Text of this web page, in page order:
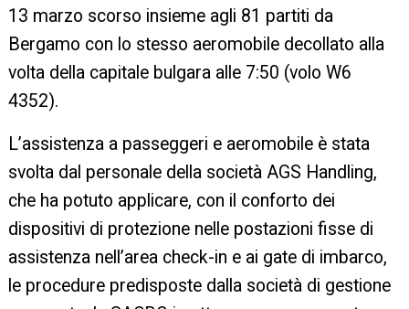
13 marzo scorso insieme agli 81 partiti da
Bergamo con lo stesso aeromobile decollato alla
volta della capitale bulgara alle 7:50 (volo W6
4352).
L’assistenza a passeggeri e aeromobile è stata
svolta dal personale della società AGS Handling,
che ha potuto applicare, con il conforto dei
dispositivi di protezione nelle postazioni fisse di
assistenza nell’area check-in e ai gate di imbarco,
le procedure predisposte dalla società di gestione